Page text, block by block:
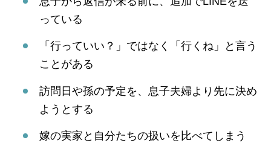
っている
「行っていい？」ではなく「行くね」と言う
ことがある
訪問日や孫の予定を、息子夫婦より先に決め
ようとする
嫁の実家と自分たちの扱いを比べてしまう